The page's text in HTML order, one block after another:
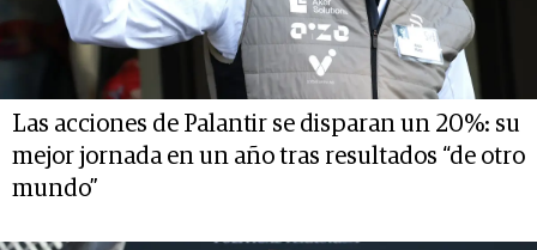
Las acciones de Palantir se disparan un 20%: su
mejor jornada en un año tras resultados “de otro
mundo”